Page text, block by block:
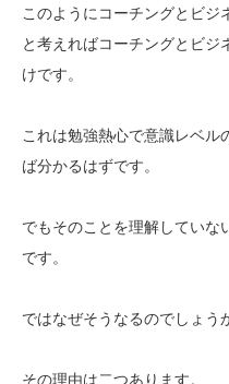
このようにコーチングとビジ
と考えればコーチングとビジ
けです。
これは勉強熱心で意識レベル
ば分かるはずです。
でもそのことを理解していな
です。
ではなぜそうなるのでしょう
その理由は二つあります。